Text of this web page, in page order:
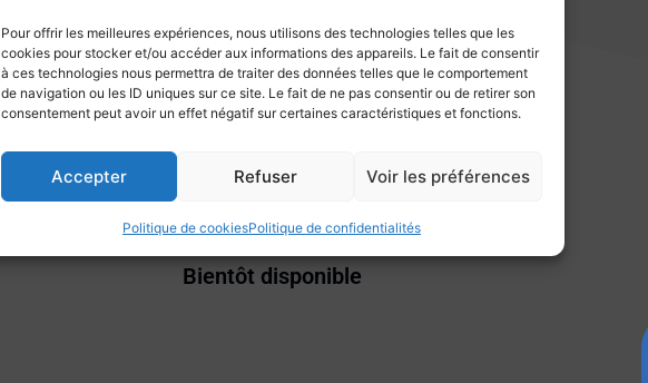
Pour offrir les meilleures expériences, nous utilisons des technologies telles que les
cookies pour stocker et/ou accéder aux informations des appareils. Le fait de consentir
à ces technologies nous permettra de traiter des données telles que le comportement
de navigation ou les ID uniques sur ce site. Le fait de ne pas consentir ou de retirer son
consentement peut avoir un effet négatif sur certaines caractéristiques et fonctions.
Accepter Refuser Voir les préférences
Politique de cookiesPolitique de confidentialités
Bientôt disponible